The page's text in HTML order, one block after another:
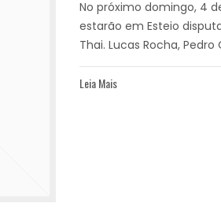
No próximo domingo, 4
estarão em Esteio
Thai. Lucas Rocha,
Leia Mais